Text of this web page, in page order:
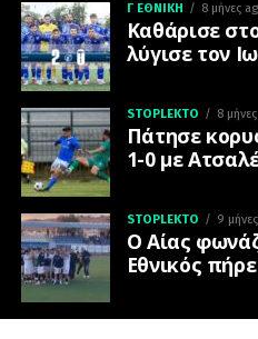
Γ ΕΘΝΙΚΉ 8 μήνες
Καθάρισε
λύγισε τον
STOPLEKTO 8
Πάτησε
1-0 με
STOPLEKTO 9
Ο Αίας
Εθνικός